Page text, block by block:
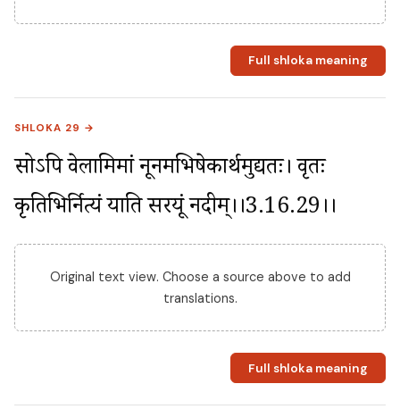
Full shloka meaning
SHLOKA 29 →
सोऽपि वेलामिमां नूनमभिषेकार्थमुद्यतः। वृतः
प्रकृतिभिर्नित्यं प्रयाति सरयूं नदीम्।।3.16.29।।
Original text view. Choose a source above to add
translations.
Full shloka meaning